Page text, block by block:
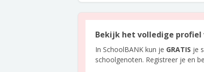
Bekijk het volledige profiel
In SchoolBANK kun je GRATIS je
schoolgenoten. Registreer je en